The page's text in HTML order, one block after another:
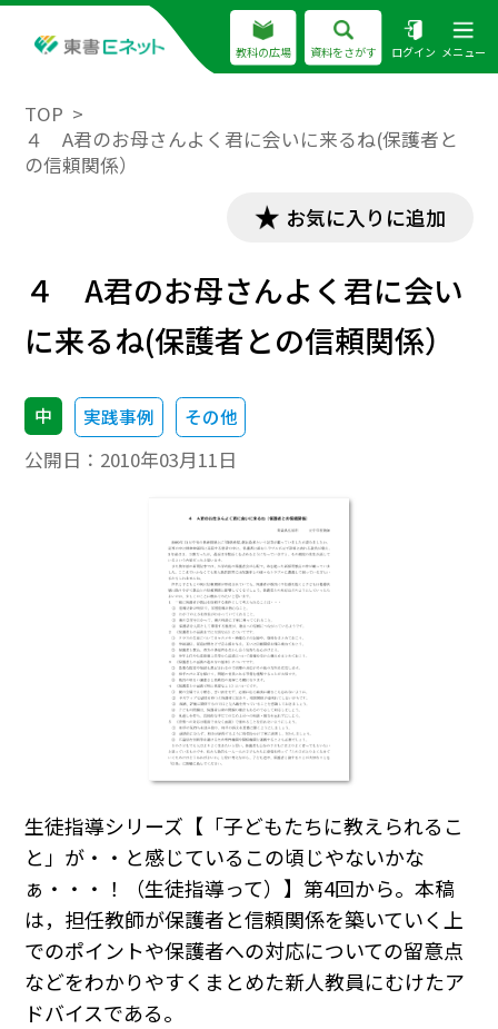
教科の広場 資料をさがす ログイン メニュー
TOP
４ A君のお母さんよく君に会いに来るね(保護者と
の信頼関係）
お気に入りに追加
４ A君のお母さんよく君に会い
に来るね(保護者との信頼関係）
中 実践事例 その他
公開日： 2010年03月11日
生徒指導シリーズ【「子どもたちに教えられるこ
と」が・・と感じているこの頃じやないかな
ぁ・・・！（生徒指導って）】第4回から。本稿
は，担任教師が保護者と信頼関係を築いていく上
でのポイントや保護者への対応についての留意点
などをわかりやすくまとめた新人教員にむけたア
ドバイスである。